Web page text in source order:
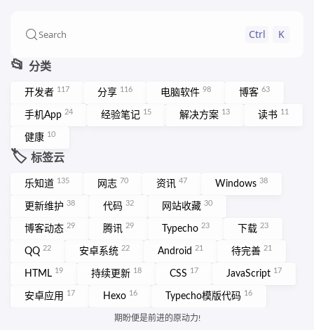
Search Ctrl K
📂 分类
开发者 117 分享 116 电脑软件 98 博客 63
手机App 24 经验笔记 15 解决方案 13 读书 11
健康 10
🏷️ 标签云
乐知道 135 网志 70 资讯 47 Windows 38
更新维护 38 代码 32 网站收藏 30
博客动态 29 腾讯 29 Typecho 23 下载 23
QQ 22 安卓系统 22 Android 21 待完善 21
HTML 19 持续更新 18 CSS 17 JavaScript 17
安卓应用 17 Hexo 16 Typecho模版代码 16
More ➡️
期盼便是前进的原动力!